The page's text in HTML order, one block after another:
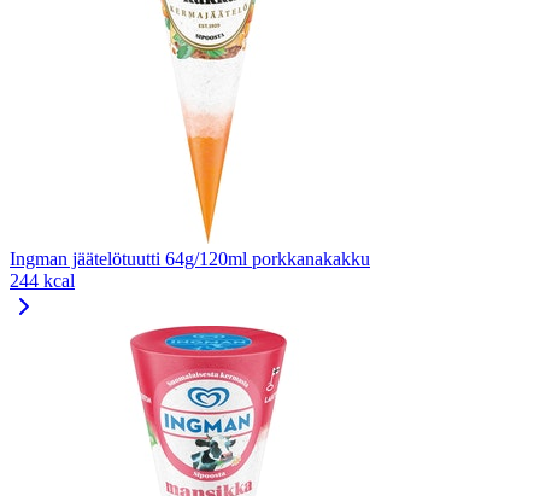
Ingman jäätelötuutti 64g/120ml porkkanakakku
244 kcal